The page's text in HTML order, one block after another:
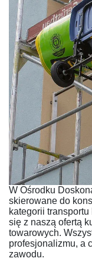
W Ośrodku
skierowane do
kategorii
się z naszą ofertą
towarowych.
profesjonalizmu, a
zawodu.